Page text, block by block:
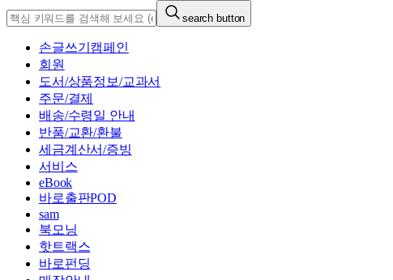
search button
손글쓰기캠페인
회원
도서/상품정보/교과서
주문/결제
배송/수령일 안내
반품/교환/환불
세금계산서/증빙
서비스
eBook
바로출판POD
sam
북모닝
핫트랙스
바로펀딩